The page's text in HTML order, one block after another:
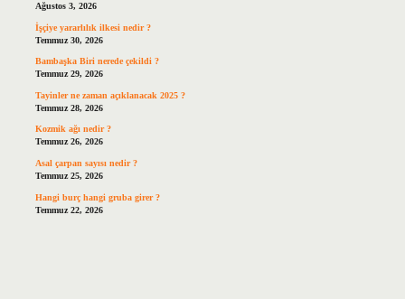
Ağustos 3, 2026
İşçiye yararlılık ilkesi nedir ?
Temmuz 30, 2026
Bambaşka Biri nerede çekildi ?
Temmuz 29, 2026
Tayinler ne zaman açıklanacak 2025 ?
Temmuz 28, 2026
Kozmik ağı nedir ?
Temmuz 26, 2026
Asal çarpan sayısı nedir ?
Temmuz 25, 2026
Hangi burç hangi gruba girer ?
Temmuz 22, 2026